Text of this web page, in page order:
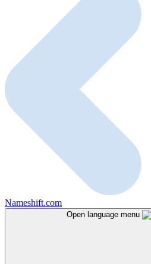
Nameshift.com
Open language menu